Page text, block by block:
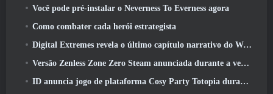
Você pode pré-instalar o Neverness To Everness agora
Como combater cada herói estrategista
Digital Extremes revela o último capítulo narrativo do Warframe com novos curtas de anime
Versão Zenless Zone Zero Steam anunciada durante a versão 2.8 Programa Especial
ID anuncia jogo de plataforma Cosy Party Totopia durante o Xbox Showcase, Começa o recrutamento beta